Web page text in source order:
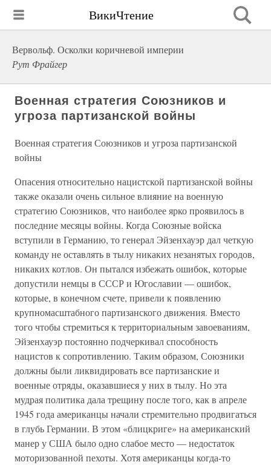
ВикиЧтение
Вервольф. Осколки коричневой империи
Рут Фрайгер
Военная стратегия Союзников и
угроза партизанской войны
Военная стратегия Союзников и угроза партизанской
войны
Опасения относительно нацистской партизанской войны
также оказали очень сильное влияние на военную
стратегию Союзников, что наиболее ярко проявилось в
последние месяцы войны. Когда Союзные войска
вступили в Германию, то генерал Эйзенхауэр дал четкую
команду не оставлять в тылу никаких незанятых городов,
никаких котлов. Он пытался избежать ошибок, которые
допустили немцы в СССР и Югославии — ошибок,
которые, в конечном счете, привели к появлению
крупномасштабного партизанского движения. Вместо
того чтобы стремиться к территориальным завоеваниям,
Эйзенхауэр постоянно подчеркивал способность
нацистов к сопротивлению. Таким образом, Союзники
должны были ликвидировать все партизанские и
военные отряды, оказавшиеся у них в тылу. Но эта
мудрая политика дала трещину после того, как в апреле
1945 года американцы начали стремительно продвигаться
в глубь Германии. В этом «блицкриге» на американский
манер у США было одно слабое место — недостаток
моторизованной пехоты. Хотя американцы когда-то